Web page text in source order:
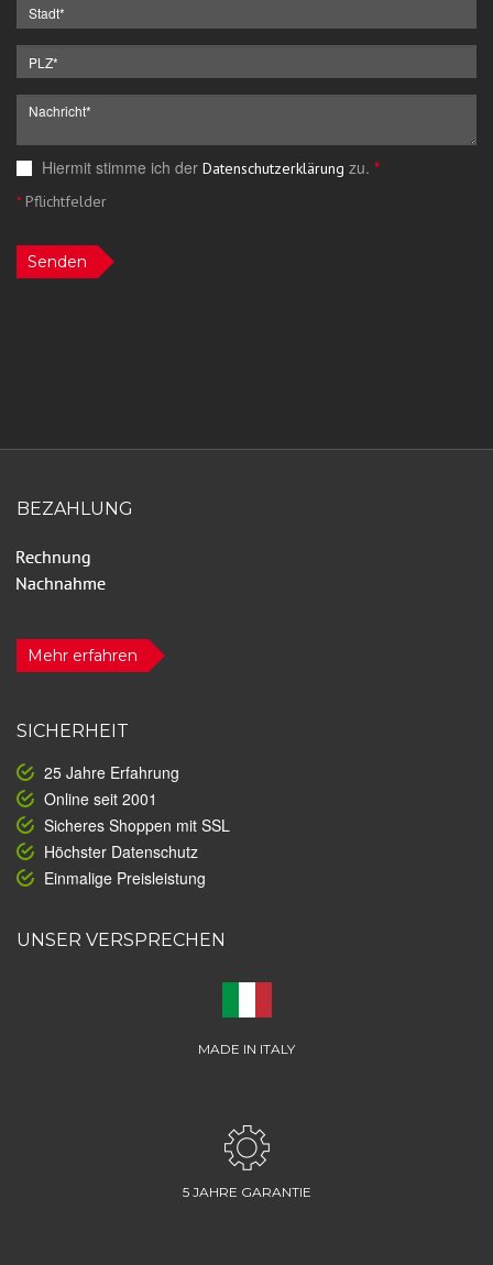
Hiermit stimme ich der Datenschutzerklärung zu. *
*Pflichtfelder
Senden
BEZAHLUNG
Mehr erfahren
SICHERHEIT
25 Jahre Erfahrung
Online seit 2001
Sicheres Shoppen mit SSL
Höchster Datenschutz
Einmalige Preisleistung
UNSER VERSPRECHEN
MADE IN ITALY
5 JAHRE GARANTIE